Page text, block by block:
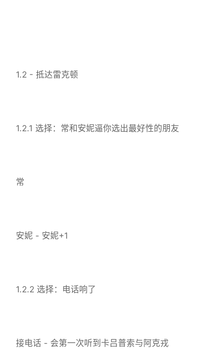
1.2 - 抵达雷克顿
1.2.1 选择：常和安妮逼你选出最好性的朋友
常
安妮 - 安妮+1
1.2.2 选择：电话响了
接电话 - 会第一次听到卡吕普索与阿克戎